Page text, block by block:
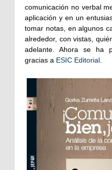
comunicación no verbal
aplicación y en un
tomar notas, en algunos
alrededor, con vistas,
adelante. Ahora se ha
gracias a ESIC Editorial.